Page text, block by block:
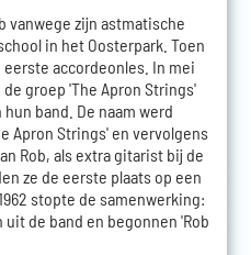
vanwege zijn astmatische
in het Oosterpark. Toen
accordeonles. In mei
de groep 'The Apron Strings'
band. De naam werd
Apron Strings' en vervolgens
Rob, als extra gitarist bij de
ze de eerste plaats op een
stopte de samenwerking:
de band en begonnen 'Rob